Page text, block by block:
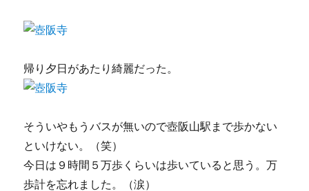
帰り夕日があたり綺麗だった。
そういやもうバスが無いので壺阪山駅まで歩かない
といけない。（笑）
今日は９時間５万歩くらいは歩いていると思う。万
歩計を忘れました。（涙）